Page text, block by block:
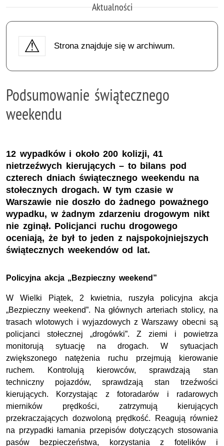
Aktualności
Strona znajduje się w archiwum.
Podsumowanie świątecznego
weekendu
12 wypadków i około 200 kolizji, 41
nietrzeźwych kierujących – to bilans pod
czterech dniach świątecznego weekendu na
stołecznych drogach. W tym czasie w
Warszawie nie doszło do żadnego poważnego
wypadku, w żadnym zdarzeniu drogowym nikt
nie zginął. Policjanci ruchu drogowego
oceniają, że był to jeden z najspokojniejszych
świątecznych weekendów od lat.
Policyjna akcja „Bezpieczny weekend”
W Wielki Piątek, 2 kwietnia, ruszyła policyjna akcja
„Bezpieczny weekend”. Na głównych arteriach stolicy, na
trasach wlotowych i wyjazdowych z Warszawy obecni są
policjanci stołecznej „drogówki”. Z ziemi i powietrza
monitorują sytuację na drogach. W sytuacjach
zwiększonego natężenia ruchu przejmują kierowanie
ruchem. Kontrolują kierowców, sprawdzają stan
techniczny pojazdów, sprawdzają stan trzeźwości
kierujących. Korzystając z fotoradarów i radarowych
mierników prędkości, zatrzymują kierujących
przekraczających dozwoloną prędkość. Reagują również
na przypadki łamania przepisów dotyczących stosowania
pasów bezpieczeństwa, korzystania z fotelików i